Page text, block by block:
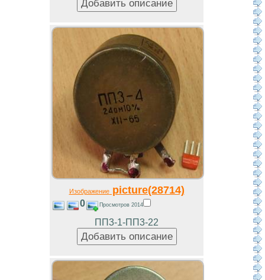
Изображениеpicture(28714)
0 Просмотров 2014
ПП3-1-ПП3-22